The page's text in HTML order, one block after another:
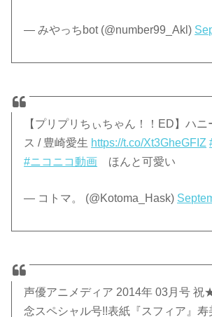
— みやっちbot (@number99_Akl)
【プリプリちぃちゃん！！ED】ハ
ス / 豊崎愛生 https://t.co/Xt3GheGFIZ
#ニコニコ動画 ほんと可愛い
— コトマ。 (@Kotoma_Hask)
声優アニメディア 2014年 03月号 祝
念スペシャル号!!表紙『スフィア』